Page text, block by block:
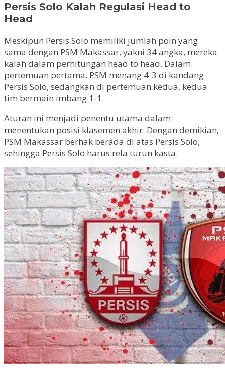
Persis Solo Kalah Regulasi Head to
Head
Meskipun Persis Solo memiliki jumlah poin yang
sama dengan PSM Makassar, yakni 34 angka, mereka
kalah dalam perhitungan head to head. Dalam
pertemuan pertama, PSM menang 4-3 di kandang
Persis Solo, sedangkan di pertemuan kedua, kedua
tim bermain imbang 1-1.
Aturan ini menjadi penentu utama dalam
menentukan posisi klasemen akhir. Dengan demikian,
PSM Makassar berhak berada di atas Persis Solo,
sehingga Persis Solo harus rela turun kasta.